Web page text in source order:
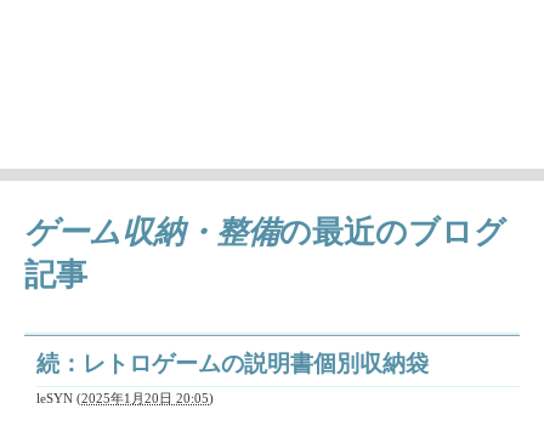
ゲーム収納・整備の最近のブログ
記事
続：レトロゲームの説明書個別収納袋
leSYN (2025年1月20日 20:05)